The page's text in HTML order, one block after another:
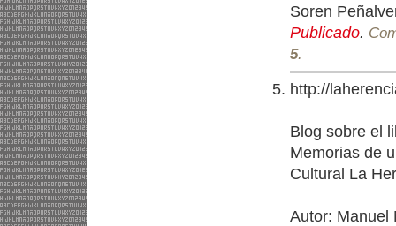
Soren
Publicado.
5.
http://
Blog sobre el
Memorias de
Cultural La
Autor: Manuel